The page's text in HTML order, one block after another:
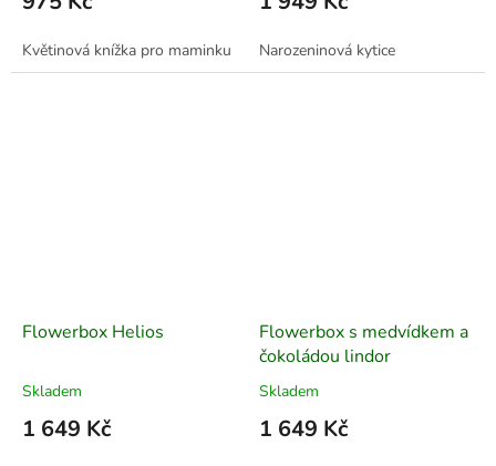
Květinová knížka pro maminku Narozeninová kytice
Flowerbox Helios
Skladem
1 649 Kč
Flowerbox s medvídkem a
čokoládou lindor
Skladem
1 649 Kč